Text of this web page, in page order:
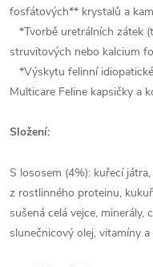
fosfátových** krystalů a
*Tvorbě uretrálních zátek
struvitových nebo kalcium
*Výskytu felinní
Multicare Feline kapsičky a
Složení:
S lososem (4%): kuřecí
z rostlinného proteinu,
sušená celá vejce,
slunečnicový olej, vitamíny